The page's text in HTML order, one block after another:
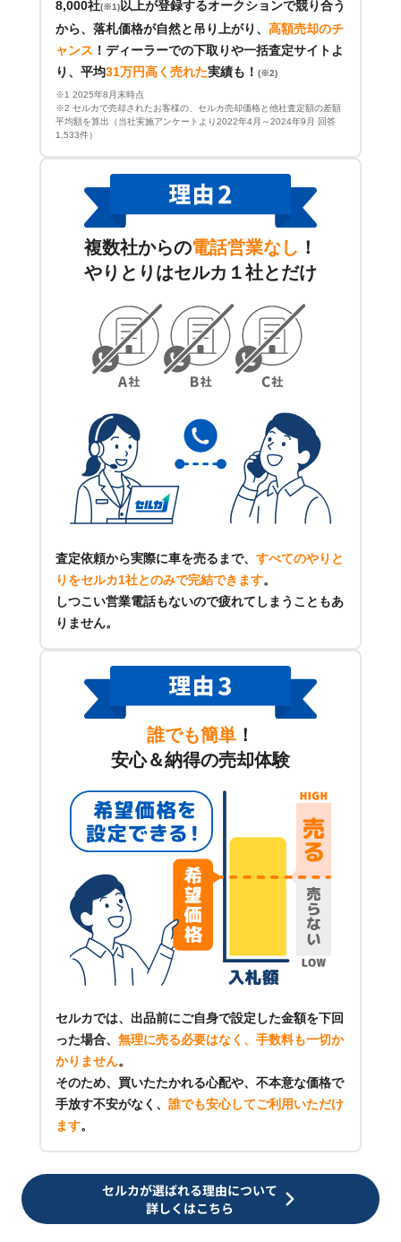
8,000社(※1) 以上が登録するオークションで競り合う
から、落札価格が自然と吊り上がり、 高額売却のチ
ャンス ！ ディーラーでの下取りや一括査定サイトよ
り、平均31万円高く売れた実績も！ (※2)
※1 2025年8月末時点
※2 セルカで売却されたお客様の、セルカ売却価格と他社査定額の差額
平均額を算出（当社実施アンケートより2022年4月～2024年9月 回答
1,533件）
複数社からの電話営業なし ！
やりとりはセルカ１社とだけ
査定依頼から実際に車を売るまで、 すべてのやりと
りをセルカ1社とのみで完結できます。
しつこい営業電話もないので疲れてしまうこともあ
りません。
誰でも簡単 ！
安心＆納得の売却体験
セルカでは、出品前にご自身で設定した金額を下回
った場合、 無理に売る必要はなく、手数料も一切か
かりません。
そのため、買いたたかれる心配や、不本意な価格で
手放す不安がなく、 誰でも安心してご利用いただけ
ます。
セルカが選ばれる理由について
詳しくはこちら